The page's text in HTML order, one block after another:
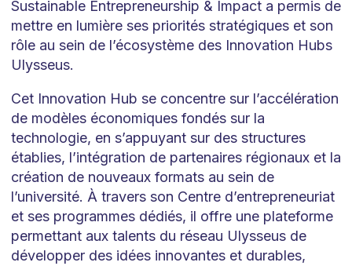
Sustainable Entrepreneurship & Impact a permis de
mettre en lumière ses priorités stratégiques et son
rôle au sein de l’écosystème des Innovation Hubs
Ulysseus.
Cet Innovation Hub se concentre sur l’accélération
de modèles économiques fondés sur la
technologie, en s’appuyant sur des structures
établies, l’intégration de partenaires régionaux et la
création de nouveaux formats au sein de
l’université. À travers son Centre d’entrepreneuriat
et ses programmes dédiés, il offre une plateforme
permettant aux talents du réseau Ulysseus de
développer des idées innovantes et durables,